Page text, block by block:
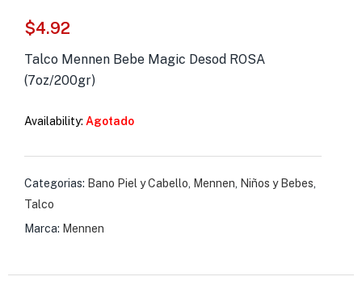
y Suplementos )
$4.92
Talco Mennen Bebe Magic Desod ROSA
(7oz/200gr)
Availability: Agotado
Categorias: Bano Piel y Cabello Mennen Niños y Bebes
Talco
Marca: Mennen